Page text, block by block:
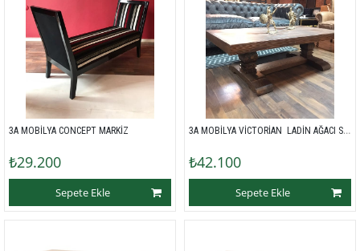
3A MOBİLYA CONCEPT MARKİZ
₺29.200
Sepete Ekle
3A MOBİLYA VİCTORİAN  LADİN AĞACI SEHPA
₺42.100
Sepete Ekle